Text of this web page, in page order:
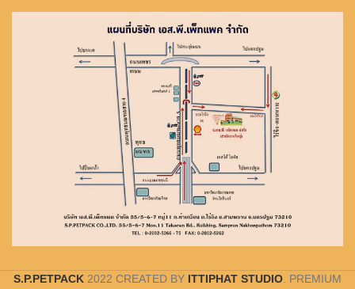
S.P.PETPACK 2022 CREATED BY ITTIPHAT STUDIO . PREMIUM